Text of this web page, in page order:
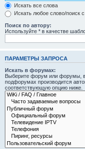
Искать все слова
Искать любое слово/поиск
Поиск по автору:
Используйте * в качестве
ПАРАМЕТРЫ ЗАПРОСА
Искать в форумах:
Выберите форум или форумы, в
подфорумах производится
соответствующую опцию ниже.